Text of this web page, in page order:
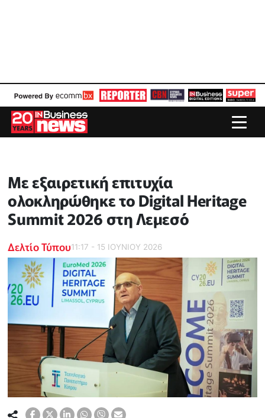
Με εξαιρετική επιτυχία
ολοκληρώθηκε το Digital Heritage
Summit 2026 στη Λεμεσό
Δελτίο Τύπου11:17 - 15 ΙΟΥΝΙΟΥ 2026